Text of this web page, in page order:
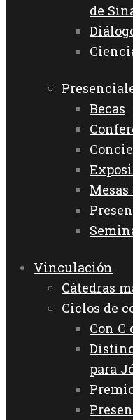
de
Becas
Mesas
Vinculación
Cátedras
Ciclos de
Con C
para